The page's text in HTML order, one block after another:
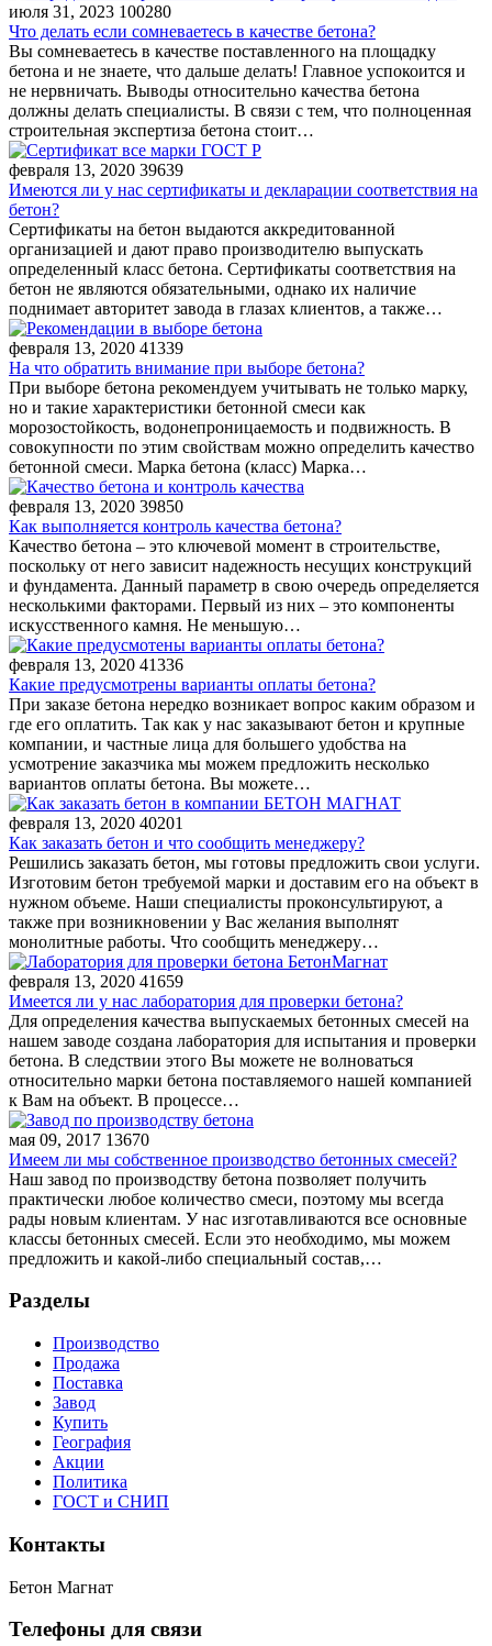
июля 31, 2023 100280
Что делать если сомневаетесь в качестве бетона?
Вы сомневаетесь в качестве поставленного на площадку
бетона и не знаете, что дальше делать! Главное успокоится и
не нервничать. Выводы относительно качества бетона
должны делать специалисты. В связи с тем, что полноценная
строительная экспертиза бетона стоит…
февраля 13, 2020 39639
Имеются ли у нас сертификаты и декларации соответствия на
бетон?
Сертификаты на бетон выдаются аккредитованной
организацией и дают право производителю выпускать
определенный класс бетона. Сертификаты соответствия на
бетон не являются обязательными, однако их наличие
поднимает авторитет завода в глазах клиентов, а также…
февраля 13, 2020 41339
На что обратить внимание при выборе бетона?
При выборе бетона рекомендуем учитывать не только марку,
но и такие характеристики бетонной смеси как
морозостойкость, водонепроницаемость и подвижность. В
совокупности по этим свойствам можно определить качество
бетонной смеси. Марка бетона (класс) Марка…
февраля 13, 2020 39850
Как выполняется контроль качества бетона?
Качество бетона – это ключевой момент в строительстве,
поскольку от него зависит надежность несущих конструкций
и фундамента. Данный параметр в свою очередь определяется
несколькими факторами. Первый из них – это компоненты
искусственного камня. Не меньшую…
февраля 13, 2020 41336
Какие предусмотрены варианты оплаты бетона?
При заказе бетона нередко возникает вопрос каким образом и
где его оплатить. Так как у нас заказывают бетон и крупные
компании, и частные лица для большего удобства на
усмотрение заказчика мы можем предложить несколько
вариантов оплаты бетона. Вы можете…
февраля 13, 2020 40201
Как заказать бетон и что сообщить менеджеру?
Решились заказать бетон, мы готовы предложить свои услуги.
Изготовим бетон требуемой марки и доставим его на объект в
нужном объеме. Наши специалисты проконсультируют, а
также при возникновении у Вас желания выполнят
монолитные работы. Что сообщить менеджеру…
февраля 13, 2020 41659
Имеется ли у нас лаборатория для проверки бетона?
Для определения качества выпускаемых бетонных смесей на
нашем заводе создана лаборатория для испытания и проверки
бетона. В следствии этого Вы можете не волноваться
относительно марки бетона поставляемого нашей компанией
к Вам на объект. В процессе…
мая 09, 2017 13670
Имеем ли мы собственное производство бетонных смесей?
Наш завод по производству бетона позволяет получить
практически любое количество смеси, поэтому мы всегда
рады новым клиентам. У нас изготавливаются все основные
классы бетонных смесей. Если это необходимо, мы можем
предложить и какой-либо специальный состав,…
Разделы
Производство
Продажа
Поставка
Завод
Купить
География
Акции
Политика
ГОСТ и СНИП
Контакты
Бетон Магнат
Телефоны для связи